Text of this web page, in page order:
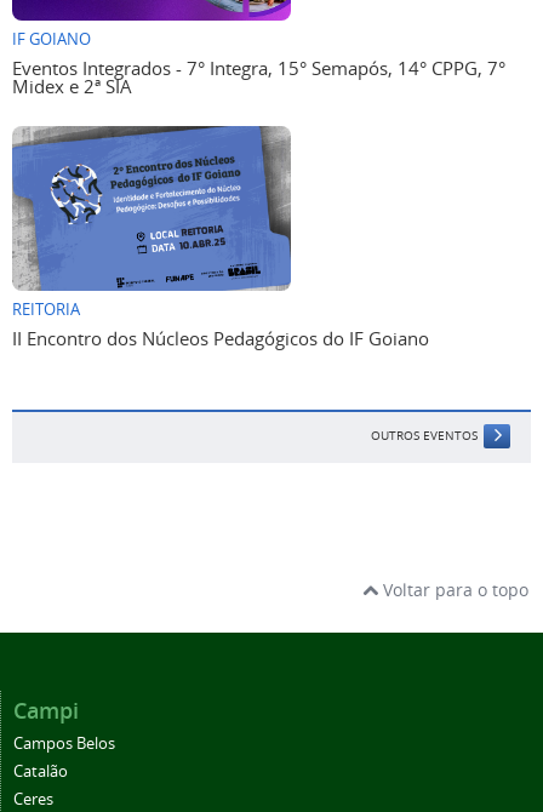
IF GOIANO
Eventos Integrados - 7° Integra, 15° Semapós, 14° CPPG, 7°
Midex e 2ª SIA
REITORIA
II Encontro dos Núcleos Pedagógicos do IF Goiano
OUTROS EVENTOS
Voltar para o topo
Campi
Campos Belos
Catalão
Ceres